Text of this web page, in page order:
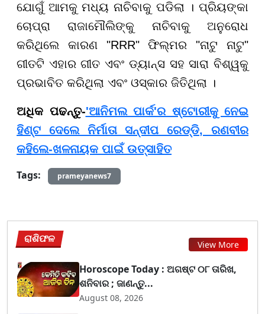
ଯୋଗୁଁ ଆମକୁ ମଧ୍ୟ ନାଚିବାକୁ ପଡିଲା । ପ୍ରିୟଙ୍କା
ଚୋପ୍ରା ରାଜାମୌଲିଙ୍କୁ ନାଚିବାକୁ ଅନୁରୋଧ
କରିଥିଲେ କାରଣ "RRR" ଫିଲ୍ମର "ନାଟୁ ନାଟୁ"
ଗୀତଟି ଏହାର ଗୀତ ଏବଂ ଡ୍ୟାନ୍ସ ସହ ସାରା ବିଶ୍ୱକୁ
ପ୍ରଭାବିତ କରିଥିଲା ଏବଂ ଓସ୍କାର ଜିତିଥିଲା ।
ଅଧିକ ପଢନ୍ତୁ-'ଆନିମଲ ପାର୍କ'ର ଷ୍ଟୋରୀକୁ ନେଇ
ହିଣ୍ଟ ଦେଲେ ନିର୍ମାତା ସନ୍ଦୀପ ରେଡ୍ଡି, ରଣବୀର
କହିଲେ-ଖଳନାୟକ ପାଇଁ ଉତ୍ସାହିତ
Tags:
prameyanews7
ରାଶିଫଳ View More
Horoscope Today : ଅଗଷ୍ଟ ୦୮ ତାରିଖ,
ଶନିବାର ; ଜାଣନ୍ତୁ...
August 08, 2026